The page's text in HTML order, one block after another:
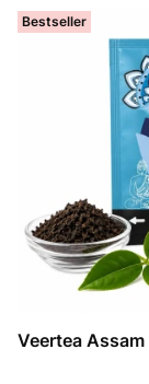
Bestseller